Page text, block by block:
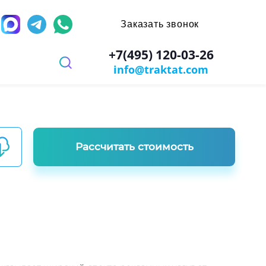
игр
+7(495) 120-03-26
info@traktat.com
Заказать звонок
Рассчитать стоимость